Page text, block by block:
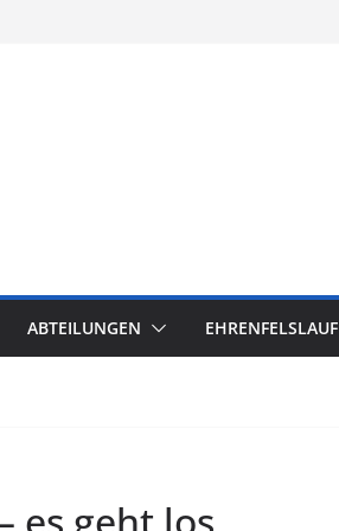
ABTEILUNGEN EHRENFELSLAUF